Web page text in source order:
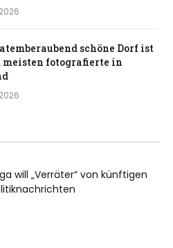
schöne Dorf ist
meisten fotografierte in